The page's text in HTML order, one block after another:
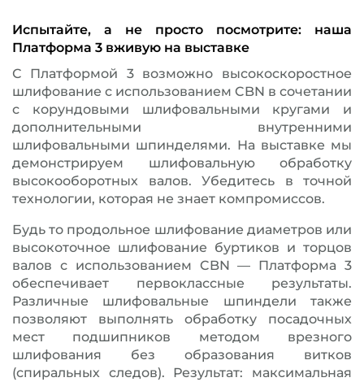
Испытайте, а не просто посмотрите: наша
Платформа 3 вживую на выставке
С Платформой 3 возможно высокоскоростное
шлифование с использованием CBN в сочетании
с корундовыми шлифовальными кругами и
дополнительными внутренними
шлифовальными шпинделями. На выставке мы
демонстрируем шлифовальную обработку
высокооборотных валов. Убедитесь в точной
технологии, которая не знает компромиссов.
Будь то продольное шлифование диаметров или
высокоточное шлифование буртиков и торцов
валов с использованием CBN — Платформа 3
обеспечивает первоклассные результаты.
Различные шлифовальные шпиндели также
позволяют выполнять обработку посадочных
мест подшипников методом врезного
шлифования без образования витков
(спиральных следов). Результат: максимальная